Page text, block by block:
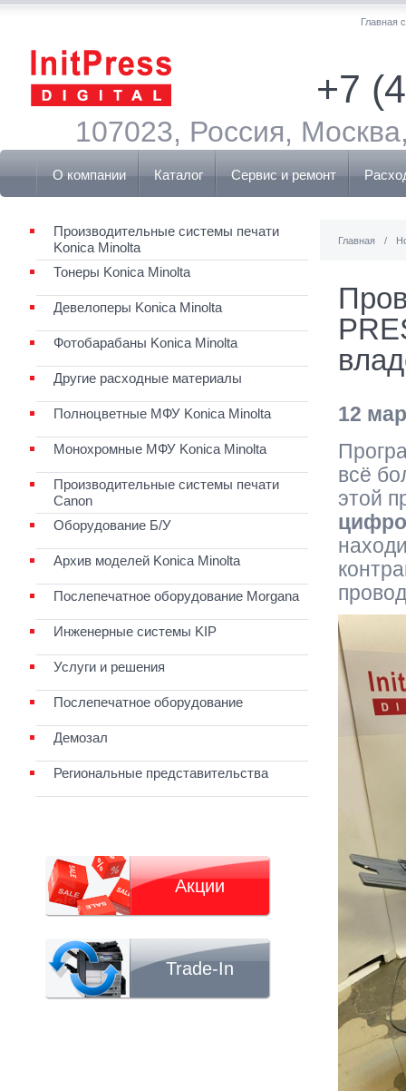
Главная
+7
107023, Россия,
О компании Каталог Сервис и ремонт
Главная /
12
всё
этой
Производительные системы печати
Konica Minolta
Тонеры Konica Minolta
Девелоперы Konica Minolta
Фотобарабаны Konica Minolta
Другие расходные материалы
Полноцветные МФУ Konica Minolta
Монохромные МФУ Konica Minolta
Производительные системы печати
Canon
Оборудование Б/У
Архив моделей Konica Minolta
Послепечатное оборудование Morgana
Инженерные системы KIP
Услуги и решения
Послепечатное оборудование
Демозал
Региональные представительства
Акции
Trade-In